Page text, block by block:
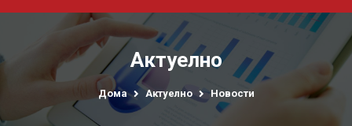
Актуелно
Дома Актуелно Новости